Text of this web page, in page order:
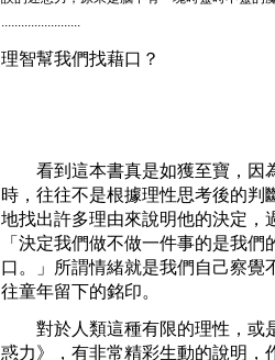
........................
理智幫我們找藉口？
看到這本書真是如獲至寶，因
時，往往不是根據理性思考後的判
地找出許多理由來說明他的決定，
「決定我們做不做一件事的是我
口。」所謂情緒就是我們自己察覺
往童年留下的銘印。
對於人類這種有限的理性，或
惑力》，有非常精彩生動的說明，